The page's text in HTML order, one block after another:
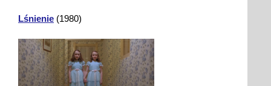
Lśnienie (1980)